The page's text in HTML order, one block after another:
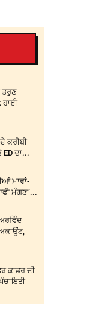
ਤਰੁਣ
ਹਾਈ
ਕਰੀਬੀ
ਦਾ...
ਮਾਵਾਂ-
ਮੰਗਣ”...
ਕਾਡਰ ਦੀ